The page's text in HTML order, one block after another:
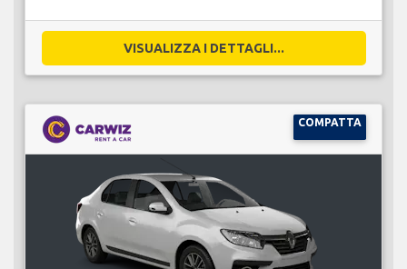
VISUALIZZA I DETTAGLI...
COMPATTA